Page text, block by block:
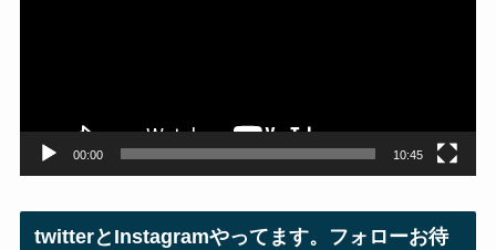
00:00 10:45
twitterとInstagramやってます。フォローお待